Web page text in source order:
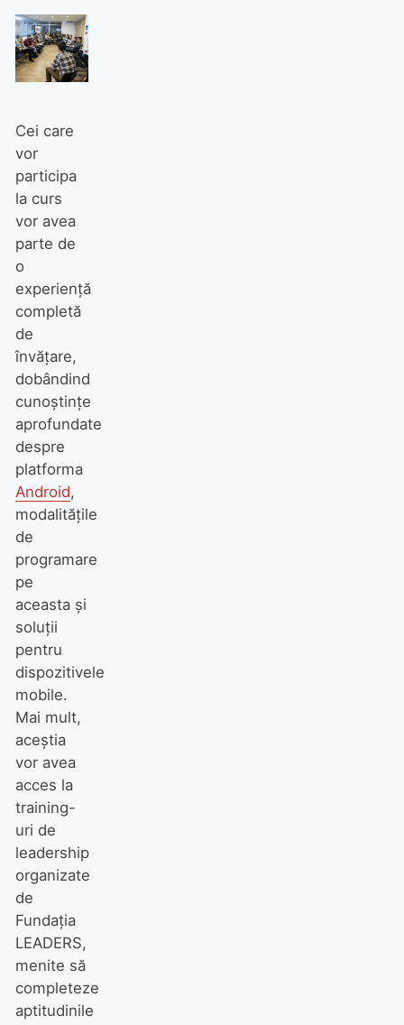
Cei care
vor
participa
la curs
vor avea
parte de
o
experiență
completă
de
învățare,
dobândind
cunoștințe
aprofundate
despre
platforma
Android,
modalitățile
de
programare
pe
aceasta și
soluții
pentru
dispozitivele
mobile.
Mai mult,
aceștia
vor avea
acces la
training-
uri de
leadership
organizate
de
Fundația
LEADERS,
menite să
completeze
aptitudinile